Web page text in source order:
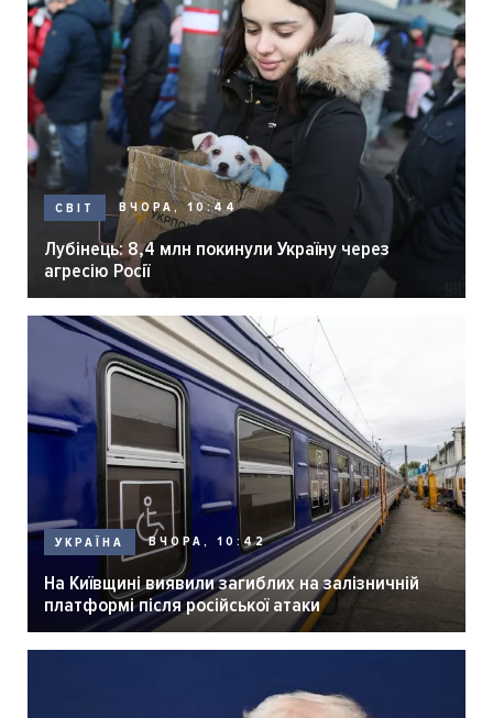
СВІТ ВЧОРА, 10:44
Лубінець: 8,4 млн покинули Україну через
агресію Росії
УКРАЇНА ВЧОРА, 10:42
На Київщині виявили загиблих на залізничній
платформі після російської атаки